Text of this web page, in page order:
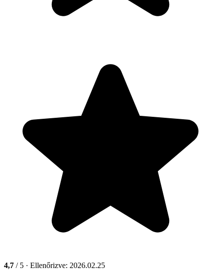
4,7 / 5 · Ellenőrizve: 2026.02.25